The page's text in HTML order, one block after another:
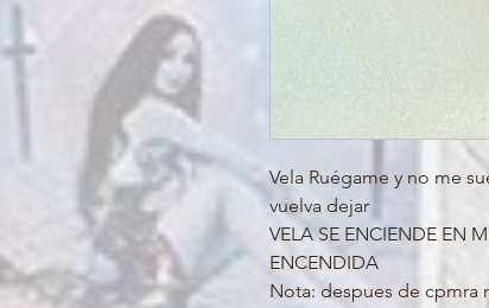
Vela Ruégame y no me
vuelva dejar
VELA SE ENCIENDE EN
ENCENDIDA
Nota: despues de cpmra